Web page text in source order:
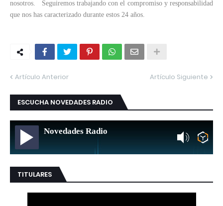
nosotros. Seguiremos trabajando con el compromiso y responsabilidad
que nos has caracterizado durante estos 24 años.
Artículo Anterior Artículo Siguiente
ESCUCHA NOVEDADES RADIO
Novedades Radio
TITULARES